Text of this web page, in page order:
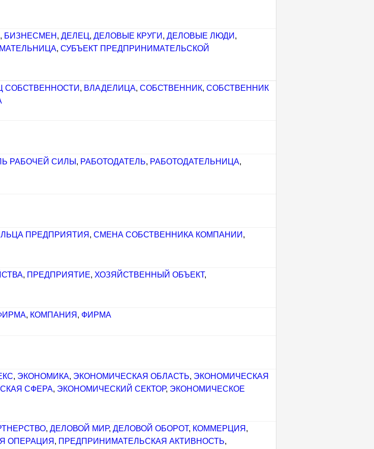
, БИЗНЕСМЕН , ДЕЛЕЦ , ДЕЛОВЫЕ КРУГИ , ДЕЛОВЫЕ ЛЮДИ ,
,СУБЪЕКТ ПРЕДПРИНИМАТЕЛЬСКОЙ
СОБСТВЕННОСТИ , ВЛАДЕЛИЦА, СОБСТВЕННИК, СОБСТВЕННИК
РАБОЧЕЙ СИЛЫ , РАБОТОДАТЕЛЬ, РАБОТОДАТЕЛЬНИЦА,
ПРЕДПРИЯТИЯ , СМЕНА СОБСТВЕННИКА КОМПАНИИ ,
, ПРЕДПРИЯТИЕ, ХОЗЯЙСТВЕННЫЙ ОБЪЕКТ,
, КОМПАНИЯ , ФИРМА
, ЭКОНОМИКА, ЭКОНОМИЧЕСКАЯ ОБЛАСТЬ, ЭКОНОМИЧЕСКАЯ
СФЕРА, ЭКОНОМИЧЕСКИЙ СЕКТОР, ЭКОНОМИЧЕСКОЕ
, ДЕЛОВОЙ МИР, ДЕЛОВОЙ ОБОРОТ, КОММЕРЦИЯ ,
ОПЕРАЦИЯ , ПРЕДПРИНИМАТЕЛЬСКАЯ АКТИВНОСТЬ,